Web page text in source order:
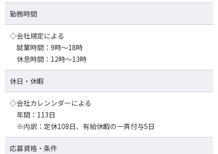
勤務時間
◇会社規定による
就業時間：9時～18時
休息時間：12時～13時
休日・休暇
◇会社カレンンダーによる
年間：113日
※内訳：定休108日、有給休暇の一斉付与5日
応募資格・条件